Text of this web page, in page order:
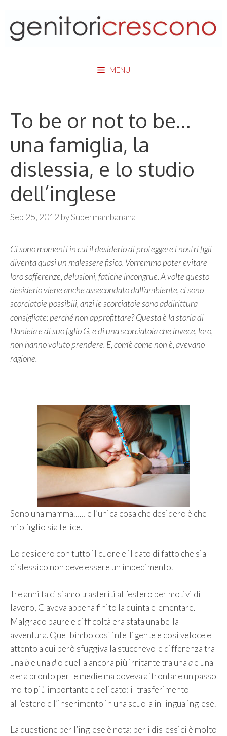
content
MENU
To be or not to be…
una famiglia, la
dislessia, e lo studio
dell’inglese
Sep 25, 2012 bySupermambanana
Ci sono momenti in cui il desiderio di proteggere i nostri figli
diventa quasi un malessere fisico. Vorremmo poter evitare
loro sofferenze, delusioni, fatiche incongrue. A volte questo
desiderio viene anche assecondato dall’ambiente, ci sono
scorciatoie possibili, anzi le scorciatoie sono addirittura
consigliate: perché non approfittare? Questa è la storia di
Daniela e di suo figlio G, e di una scorciatoia che invece, loro,
non hanno voluto prendere. E, com’è come non è, avevano
ragione.
Sono una mamma…… e l’unica cosa che desidero è che
mio figlio sia felice.
Lo desidero con tutto il cuore e il dato di fatto che sia
dislessico non deve essere un impedimento.
Tre anni fa ci siamo trasferiti all’estero per motivi di
lavoro, G aveva appena finito la quinta elementare.
Malgrado paure e difficoltà era stata una bella
avventura. Quel bimbo così intelligente e così veloce e
attento a cui però sfuggiva la stucchevole differenza tra
una b e unado quella ancora più irritante tra unaae una
e era pronto per le medie ma doveva affrontare un passo
molto più importante e delicato: il trasferimento
all’estero e l’inserimento in una scuola in lingua inglese.
La questione per l’inglese è nota: per i dislessici è molto